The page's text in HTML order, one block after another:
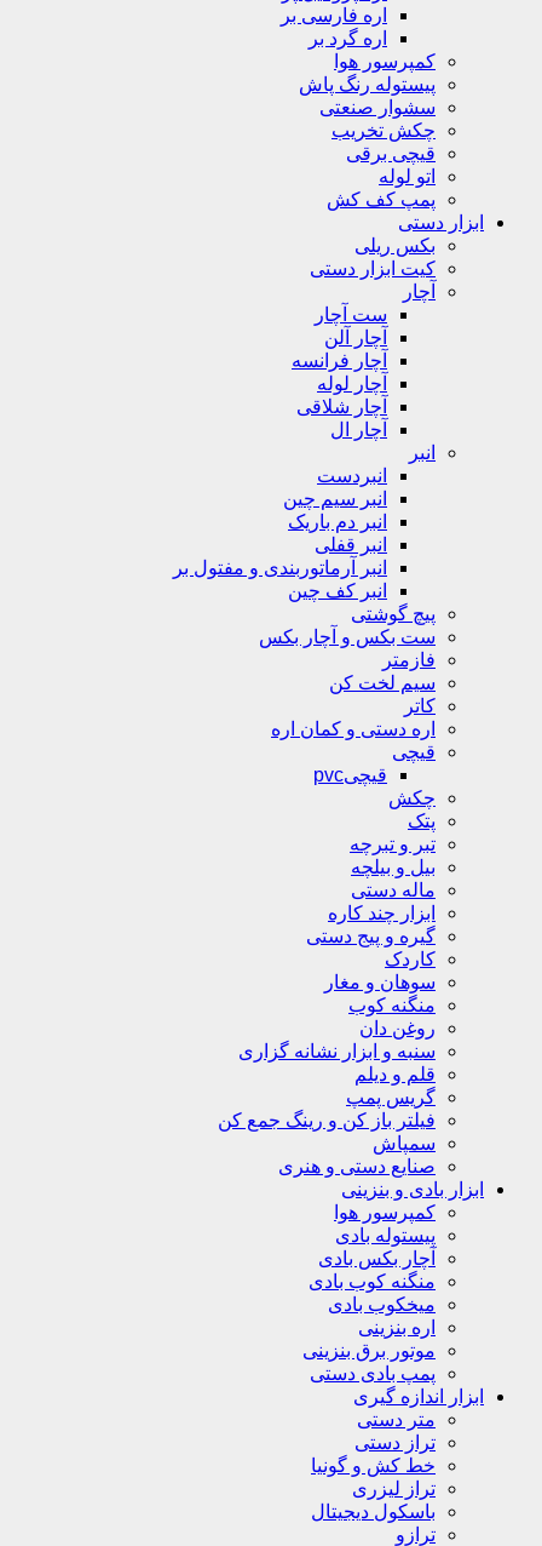
اره فارسی بر
اره گرد بر
کمپرسور هوا
پیستوله رنگ پاش
سشوار صنعتی
چکش تخریب
قیچی برقی
اتو لوله
پمپ کف کش
ابزار دستی
بکس ریلی
کیت ابزار دستی
آچار
ست آچار
آچار آلن
آچار فرانسه
آچار لوله
آچار شلاقی
آچار ال
انبر
انبردست
انبر سیم چین
انبر دم باریک
انبر قفلی
انبر آرماتوربندی و مفتول بر
انبر کف چین
پیچ گوشتی
ست بکس و آچار بکس
فازمتر
سیم لخت کن
کاتر
اره دستی و کمان اره
قیچی
قیچیpvc
چکش
پتک
تبر و تبرچه
بیل و بیلچه
ماله دستی
ابزار چند کاره
گیره و پیج دستی
کاردک
سوهان و مغار
منگنه کوب
روغن دان
سنبه و ابزار نشانه گزاری
قلم و دیلم
گریس پمپ
فیلتر باز کن و رینگ جمع کن
سمپاش
صنایع دستی و هنری
ابزار بادی و بنزینی
کمپرسور هوا
پیستوله بادی
آچار بکس بادی
منگنه کوب بادی
میخکوب بادی
اره بنزینی
موتور برق بنزینی
پمپ بادی دستی
ابزار اندازه گیری
متر دستی
تراز دستی
خط کش و گونیا
تراز لیزری
باسکول دیجیتال
ترازو